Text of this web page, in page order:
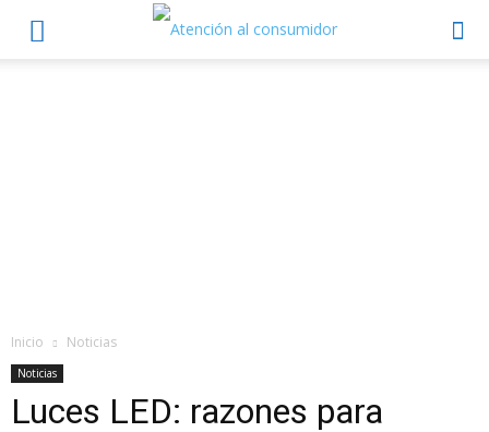
Inicio Noticias
Noticias
Luces LED: razones para